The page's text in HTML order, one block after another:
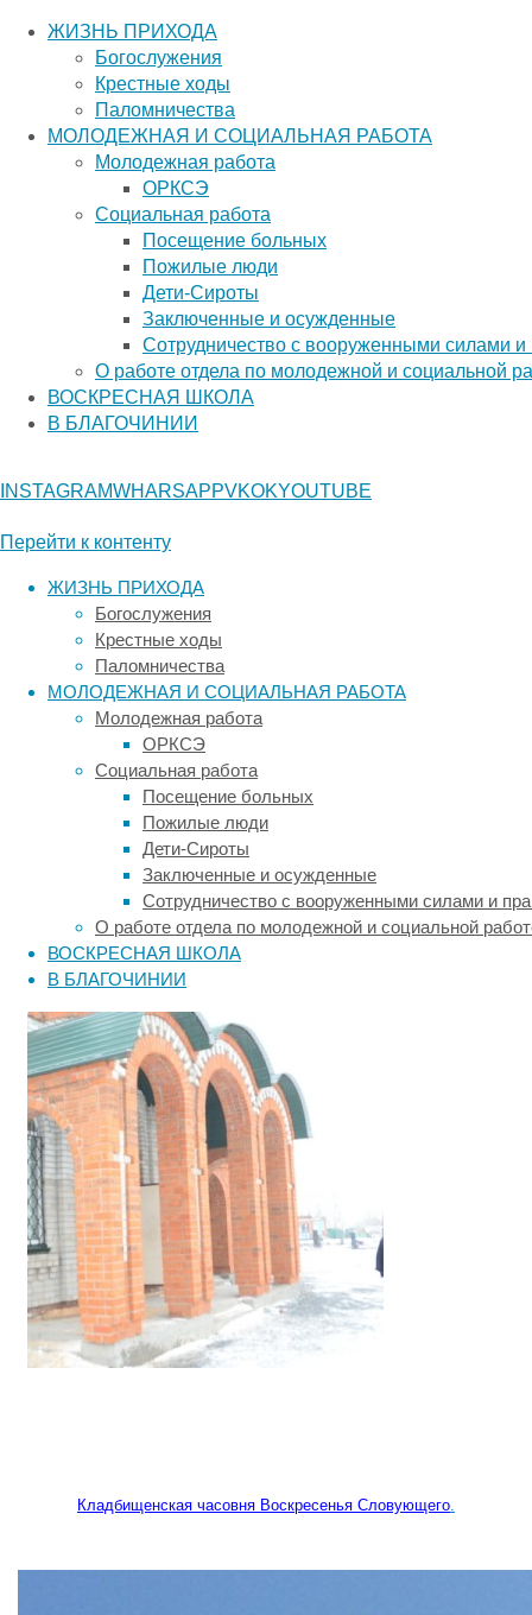
ЖИЗНЬ ПРИХОДА
Богослужения
Крестные ходы
Паломничества
МОЛОДЕЖНАЯ И СОЦИАЛЬНАЯ РАБОТА
Молодежная работа
ОРКСЭ
Социальная работа
Посещение больных
Пожилые люди
Дети-Сироты
Заключенные и осужденные
Сотрудничество с вооруженными силами
О работе отдела по молодежной и социальной
ВОСКРЕСНАЯ ШКОЛА
В БЛАГОЧИНИИ
INSTAGRAMWHARSAPPVKOKYOUTUBE
Перейти к контенту
ЖИЗНЬ ПРИХОДА
Богослужения
Крестные ходы
Паломничества
МОЛОДЕЖНАЯ И СОЦИАЛЬНАЯ РАБОТА
Молодежная работа
ОРКСЭ
Социальная работа
Посещение больных
Пожилые люди
Дети-Сироты
Заключенные и осужденные
Сотрудничество с вооруженными силами и
О работе отдела по молодежной и социальной
ВОСКРЕСНАЯ ШКОЛА
В БЛАГОЧИНИИ
Часовни
Часовня Георгия Победоносца при ФКУ исправительной колон
Кладбищенская часовня Воскресенья Словующего.